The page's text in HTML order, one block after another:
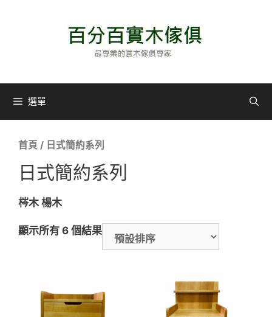
選單
首頁 / 日式簡約系列
日式簡約系列
梣木 楊木
顯示所有 6 個結果